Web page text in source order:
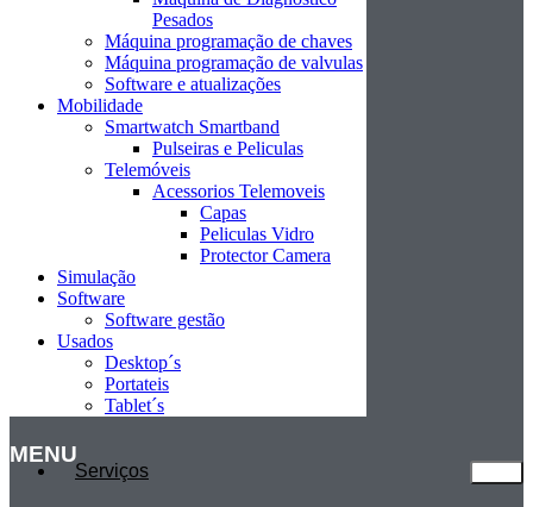
Pesados
Máquina programação de chaves
Máquina programação de valvulas
Software e atualizações
Mobilidade
Smartwatch Smartband
Pulseiras e Peliculas
Telemóveis
Acessorios Telemoveis
Capas
Peliculas Vidro
Protector Camera
Simulação
Software
Software gestão
Usados
Desktop´s
Portateis
Tablet´s
MENU
Serviços